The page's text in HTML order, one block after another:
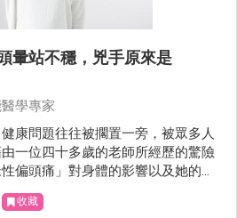
暈站不穩，兇手原來是
學專家
康問題往往被擱置一旁，被眾多人
一位四十多歲的老師所經歷的驚險
偏頭痛」對身體的影響以及她的營
歷，我們將了解營養不良對健康的
作和學術成就之間，但更重要的是
收藏